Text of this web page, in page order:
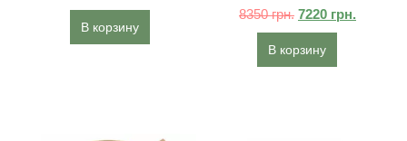
В корзину
8350грн. 7220 грн.
В корзину